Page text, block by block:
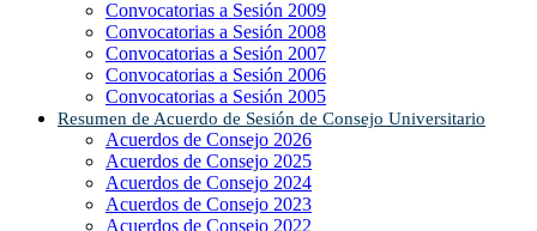
Convocatorias a Sesión 2009
Convocatorias a Sesión 2008
Convocatorias a Sesión 2007
Convocatorias a Sesión 2006
Convocatorias a Sesión 2005
Resumen de Acuerdo de Sesión de Consejo Universitario
Acuerdos de Consejo 2026
Acuerdos de Consejo 2025
Acuerdos de Consejo 2024
Acuerdos de Consejo 2023
Acuerdos de Consejo 2022